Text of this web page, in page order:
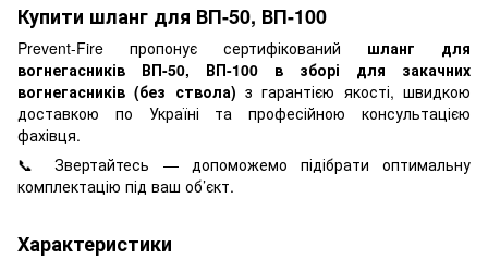
Купити шланг для ВП-50, ВП-100
Prevent-Fire пропонує сертифікований шланг для
вогнегасників ВП-50, ВП-100 в зборі для закачних
вогнегасників (без ствола) з гарантією якості, швидкою
доставкою по Україні та професійною консультацією
фахівця.
📞 Звертайтесь — допоможемо підібрати оптимальну
комплектацію під ваш об’єкт.
Характеристики